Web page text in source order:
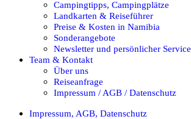
Campingtipps, Campingplätze
Landkarten & Reiseführer
Preise & Kosten in Namibia
Sonderangebote
Newsletter und persönlicher Service
Team & Kontakt
Über uns
Reiseanfrage
Impressum / AGB / Datenschutz
Impressum, AGB, Datenschutz